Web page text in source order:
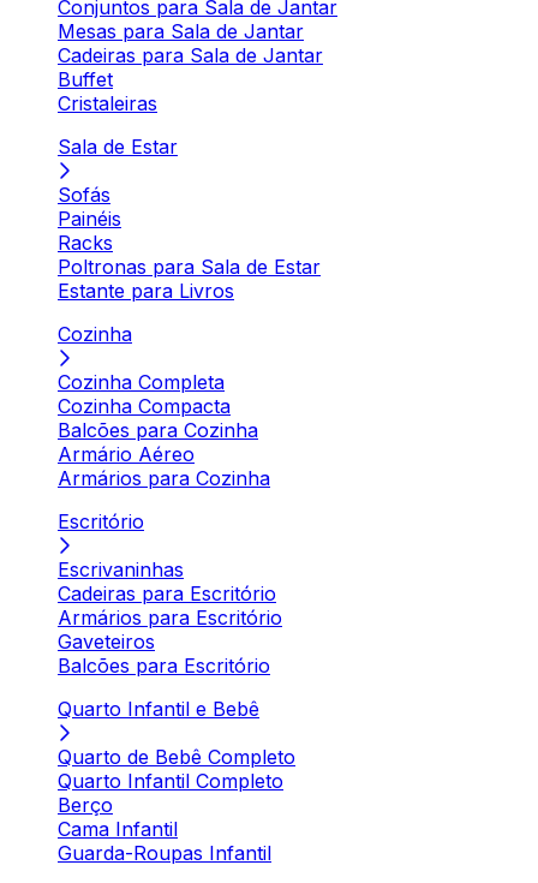
Conjuntos para Sala de Jantar
Mesas para Sala de Jantar
Cadeiras para Sala de Jantar
Buffet
Cristaleiras
Sala de Estar
Sofás
Painéis
Racks
Poltronas para Sala de Estar
Estante para Livros
Cozinha
Cozinha Completa
Cozinha Compacta
Balcões para Cozinha
Armário Aéreo
Armários para Cozinha
Escritório
Escrivaninhas
Cadeiras para Escritório
Armários para Escritório
Gaveteiros
Balcões para Escritório
Quarto Infantil e Bebê
Quarto de Bebê Completo
Quarto Infantil Completo
Berço
Cama Infantil
Guarda-Roupas Infantil